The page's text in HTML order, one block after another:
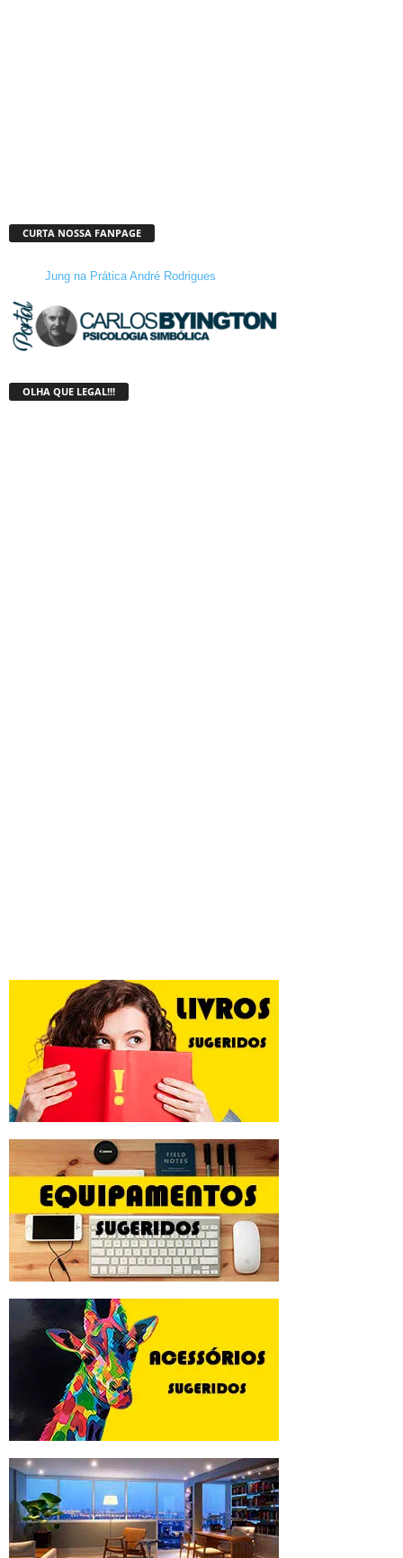
CURTA NOSSA FANPAGE
Jung na Prática André Rodrigues
OLHA QUE LEGAL!!!